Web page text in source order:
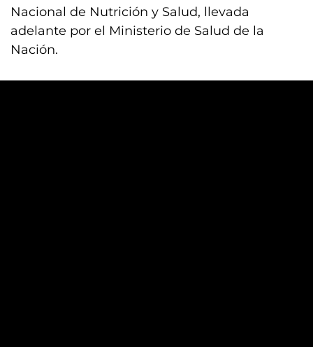
Nacional de Nutrición y Salud, llevada
adelante por el Ministerio de Salud de la
Nación.